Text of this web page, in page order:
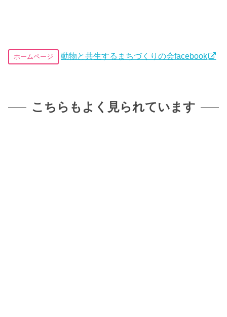
ホームページ 動物と共生するまちづくりの会facebook
こちらもよく見られています